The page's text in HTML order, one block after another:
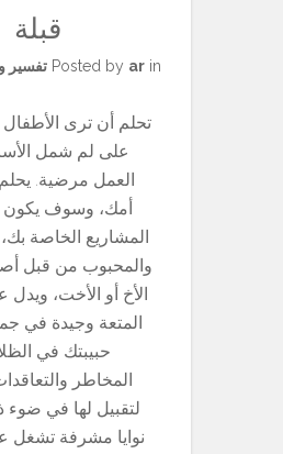
قبلة
Posted by arin تفسير
تحلم أن ترى الأطفال
على لم شمل
العمل مرضية.
أمك، وسوف يكون
المشاريع الخاصة
والمحبوب من قبل
الأخ أو الأخت، ويدل
المتعة وجيدة في
حبيبتك في
المخاطر
لتقبيل لها في ضوء
نوايا مشرفة تشغل